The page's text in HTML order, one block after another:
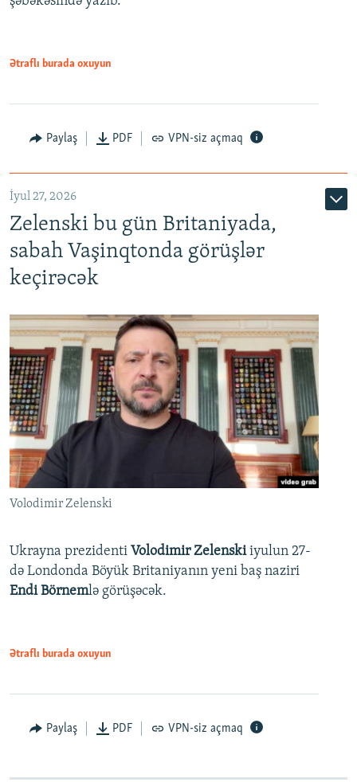
Ətraflı burada oxuyun
Paylaş PDF VPN-siz açmaq
İyul 27, 2026
Zelenski bu gün Britaniyada,
sabah Vaşinqtonda görüşlər
keçirəcək
Volodimir Zelenski
Ukrayna prezidenti Volodimir Zelenskiiyulun 27-
də Londonda Böyük Britaniyanın yeni baş naziri
Endi Börnemlə görüşəcək.
Ətraflı burada oxuyun
Paylaş PDF VPN-siz açmaq